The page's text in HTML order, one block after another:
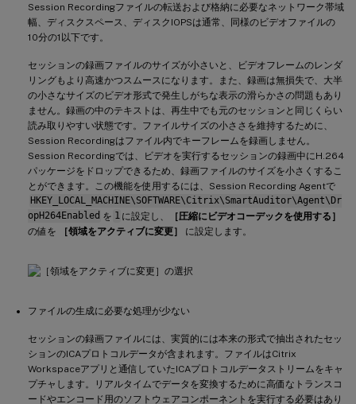
Session Recordingファイルの転送および格納に必要なネットワーク帯域
幅、ディスクスペース、ディスクIOPSは通常、同様のビデオファイルの
10分の1以下です。
セッションの録画ファイルのサイズが小さいと、ビデオフレームのレンダ
リングもより高速かつスムースになります。また、録画は無損失で、大半
の小さなサイズのビデオ形式で発生しがちな表示の滑らかさの問題もあり
ません。録画の中のテキストは、再生中でも元のセッションと同じくらい
読み取りやすい状態です。ファイルサイズの小ささを維持するために、
Session Recordingはファイル内でキーフレームを録画しません。
Session Recordingでは、ビデオを実行するセッションの録画中にH.264
パッケージをドロップできるため、録画ファイルのサイズを小さくするこ
とができます。この機能を使用するには、Session Recording Agentで
HKEY_LOCAL_MACHINE\SOFTWARE\Citrix\SmartAuditor\Agent\Dr
opH264Enabled を 1 に設定し、
［圧縮にビデオコーデックを使用する］
の値を
［領域をアクティブに変更］ に設定します。
ファイルの生成に必要な処理が少ない
セッションの録画ファイルには、実質的には本来の形式で抽出されたセッ
ションのICAプロトコルデータが含まれます。ファイルはCitrix
Workspaceアプリと通信していたICAプロトコルデータストリームをキャ
プチャします。リアルタイムでデータを変換するために高価なトランスコ
ードやエンコード用のソフトウェアコンポーネントを実行する必要はあり